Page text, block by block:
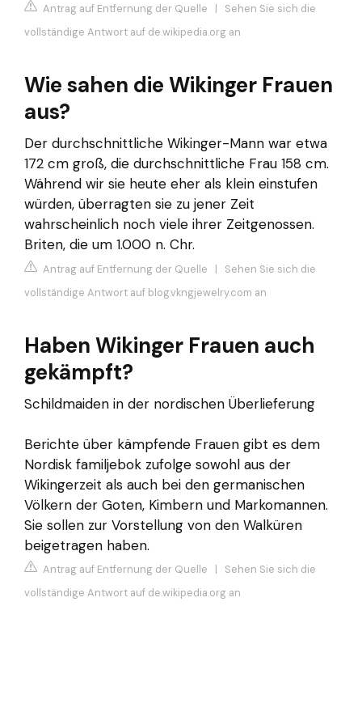
Antrag auf Entfernung der Quelle | Sehen Sie sich die
vollständige Antwort auf de.wikipedia.org an
Wie sahen die Wikinger Frauen
aus?
Der durchschnittliche Wikinger-Mann war etwa
172 cm groß, die durchschnittliche Frau 158 cm.
Während wir sie heute eher als klein einstufen
würden, überragten sie zu jener Zeit
wahrscheinlich noch viele ihrer Zeitgenossen.
Briten, die um 1.000 n. Chr.
Antrag auf Entfernung der Quelle | Sehen Sie sich die
vollständige Antwort auf blog.vkngjewelry.com an
Haben Wikinger Frauen auch
gekämpft?
Schildmaiden in der nordischen Überlieferung
Berichte über kämpfende Frauen gibt es dem
Nordisk familjebok zufolge sowohl aus der
Wikingerzeit als auch bei den germanischen
Völkern der Goten, Kimbern und Markomannen.
Sie sollen zur Vorstellung von den Walküren
beigetragen haben.
Antrag auf Entfernung der Quelle | Sehen Sie sich die
vollständige Antwort auf de.wikipedia.org an